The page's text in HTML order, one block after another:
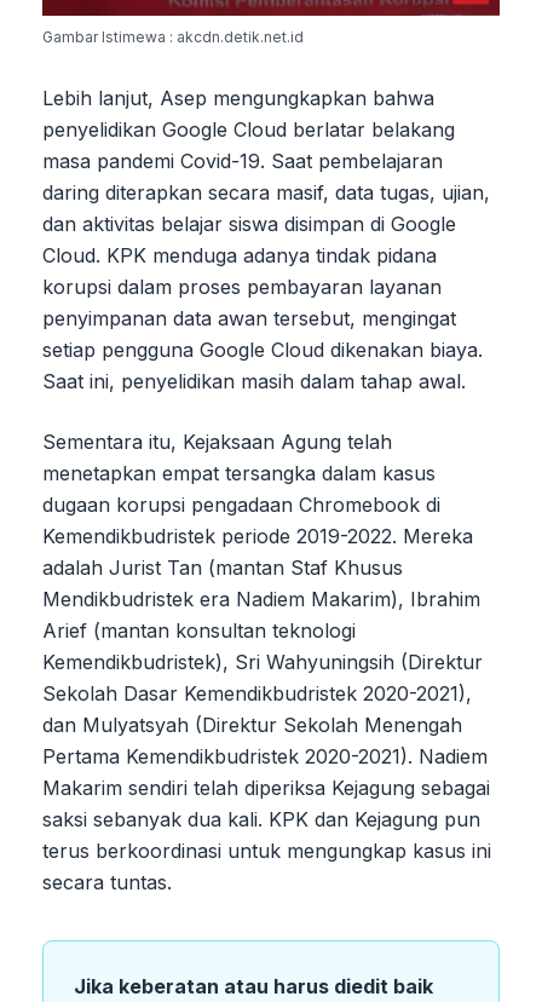
Gambar Istimewa : akcdn.detik.net.id
Lebih lanjut, Asep mengungkapkan bahwa
penyelidikan Google Cloud berlatar belakang
masa pandemi Covid-19. Saat pembelajaran
daring diterapkan secara masif, data tugas, ujian,
dan aktivitas belajar siswa disimpan di Google
Cloud. KPK menduga adanya tindak pidana
korupsi dalam proses pembayaran layanan
penyimpanan data awan tersebut, mengingat
setiap pengguna Google Cloud dikenakan biaya.
Saat ini, penyelidikan masih dalam tahap awal.
Sementara itu, Kejaksaan Agung telah
menetapkan empat tersangka dalam kasus
dugaan korupsi pengadaan Chromebook di
Kemendikbudristek periode 2019-2022. Mereka
adalah Jurist Tan (mantan Staf Khusus
Mendikbudristek era Nadiem Makarim), Ibrahim
Arief (mantan konsultan teknologi
Kemendikbudristek), Sri Wahyuningsih (Direktur
Sekolah Dasar Kemendikbudristek 2020-2021),
dan Mulyatsyah (Direktur Sekolah Menengah
Pertama Kemendikbudristek 2020-2021). Nadiem
Makarim sendiri telah diperiksa Kejagung sebagai
saksi sebanyak dua kali. KPK dan Kejagung pun
terus berkoordinasi untuk mengungkap kasus ini
secara tuntas.
Jika keberatan atau harus diedit baik